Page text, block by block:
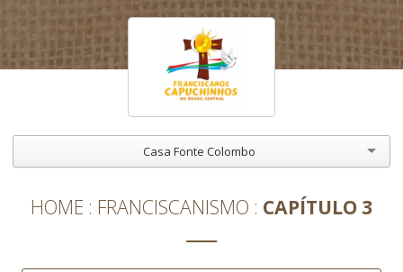
Casa Fonte Colombo
HOME FRANCISCANISMO CAPÍTULO 3